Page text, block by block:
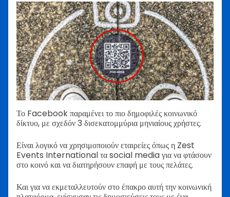
Το Facebook παραμένει το πιο δημοφιλές κοινωνικό
δίκτυο, με σχεδόν 3 δισεκατομμύρια μηνιαίους χρήστες.
Είναι λογικό να χρησιμοποιούν εταιρείες όπως η Zest
Events International τα social media για να φτάσουν
στο κοινό και να διατηρήσουν επαφή με τους πελάτες.
Και για να εκμεταλλευτούν στο έπακρο αυτή την κοινωνική